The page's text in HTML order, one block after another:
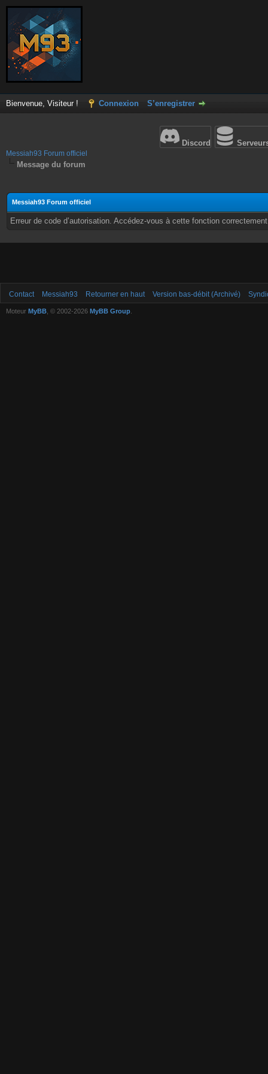
Bienvenue, Visiteur ! Connexion S’enregistrer
Discord
Messiah93 Forum officiel
Message du forum
Messiah93 Forum officiel
Erreur de code d’autorisation. Accédez-vous à cette fonction
Contact Messiah93 Retourner en haut Version bas-débit (Archivé)
Moteur MyBB , © 2002-2026 MyBB Group